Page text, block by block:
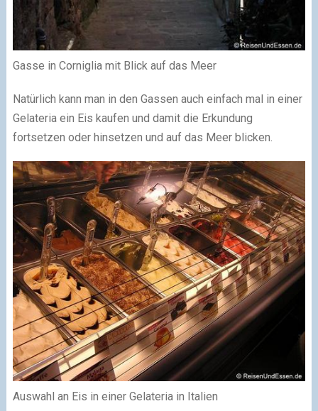
Gasse in Corniglia mit Blick auf das Meer
Natürlich kann man in den Gassen auch einfach mal in einer
Gelateria ein Eis kaufen und damit die Erkundung
fortsetzen oder hinsetzen und auf das Meer blicken.
Auswahl an Eis in einer Gelateria in Italien